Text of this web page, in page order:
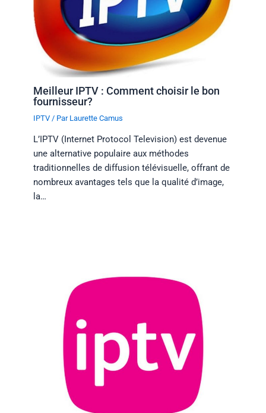
Meilleur IPTV : Comment choisir le bon
fournisseur?
IPTV / Par Laurette Camus
L’IPTV (Internet Protocol Television) est devenue
une alternative populaire aux méthodes
traditionnelles de diffusion télévisuelle, offrant de
nombreux avantages tels que la qualité d’image,
la…